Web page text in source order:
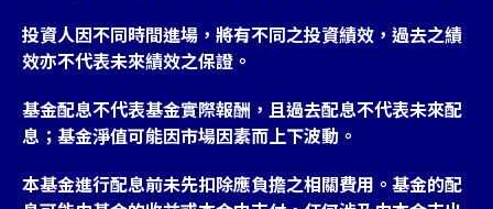
投資人因不同時間進場，將有不同之投資績效，過去之績
效亦不代表未來績效之保證。
基金配息不代表基金實際報酬，且過去配息不代表未來配
息；基金淨值可能因市場因素而上下波動。
本基金進行配息前未先扣除應負擔之相關費用。基金的配